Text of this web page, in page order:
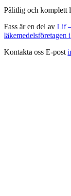
Pålitlig och komplett
Fass är en del av Lif
läkemedelsföretagen
Kontakta oss E-post